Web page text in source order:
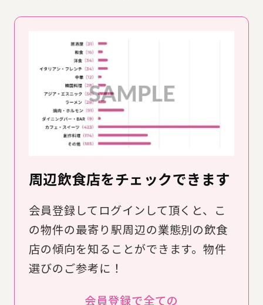
周辺飲食店をチェックできます
会員登録してログインして頂くと、こ
の物件の最寄り駅周辺の業態別の飲食
店の傾向を知ることができます。物件
選びのご参考に！
会員登録で全ての